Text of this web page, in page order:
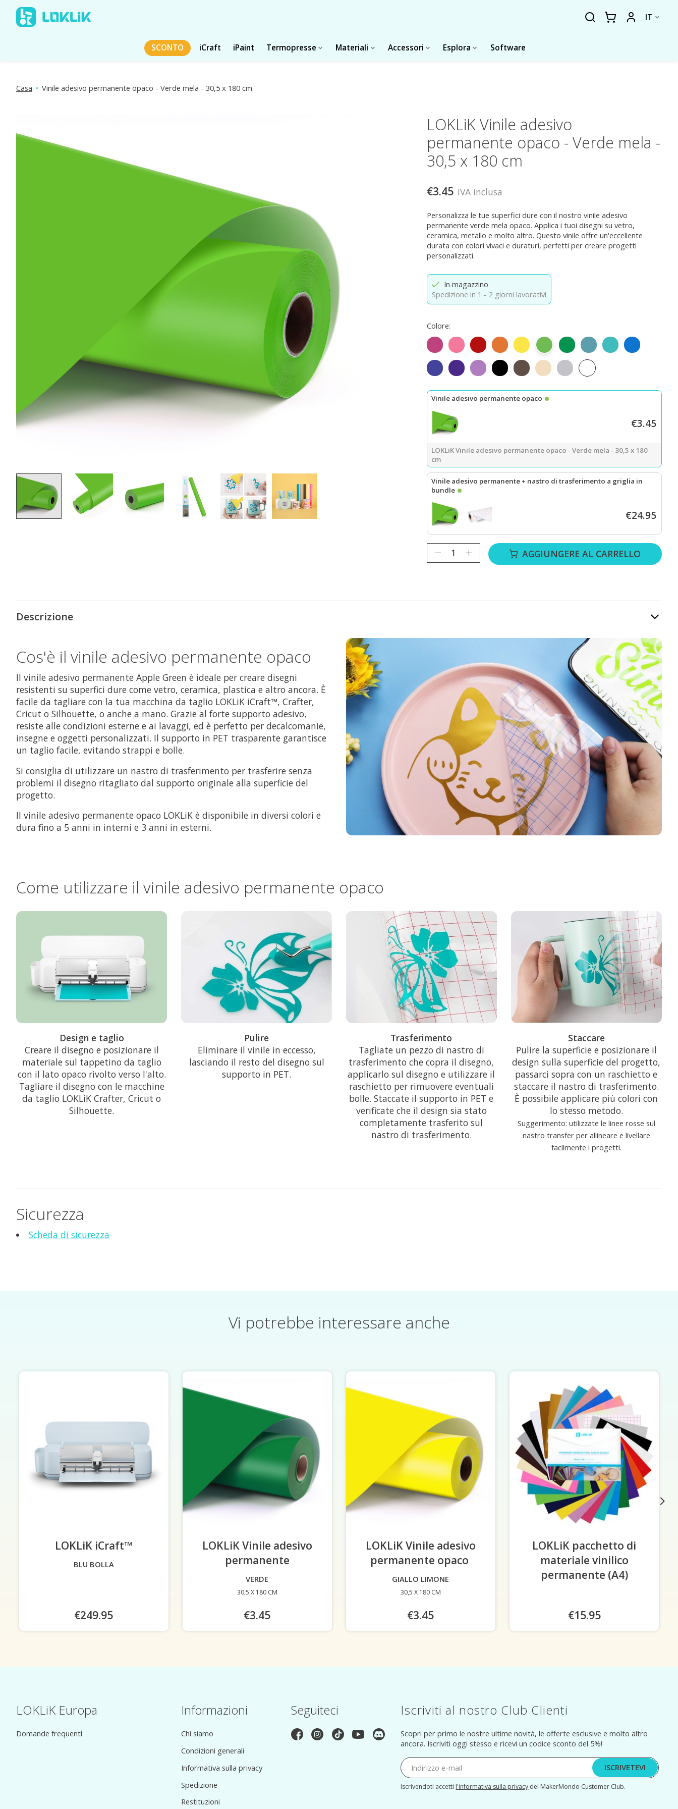
IT
SCONTO iCraft iPaint Termopresse Materiali Accessori Esplora Software
Casa • Vinile adesivo permanente opaco - Verde mela - 30,5 x 180 cm
LOKLiK Vinile adesivo
permanente opaco - Verde mela -
30,5 x 180 cm
€3.45 IVA inclusa
Personalizza le tue superfici dure con il nostro vinile adesivo
permanente verde mela opaco. Applica i tuoi disegni su vetro,
ceramica, metallo e molto altro. Questo vinile offre un'eccellente
durata con colori vivaci e duraturi, perfetti per creare progetti
personalizzati.
In magazzino
Spedizione in 1 - 2 giorni lavorativi
Colore:
Fucsia opaco
Rosa opaco
Rosso opaco
Arancione opaco
Giallo limone opaco
Verde mela opaco
Verde opaco
Verde acqua opaco
Blu Tiffany opaco
Blu opaco
Blu re opaco
Viola opaco
Viola chiaro opaco
Nero opaco
Caffè scuro opaco
Beige opaco
Grigio chiaro opaco
Bianco opaco
Vinile adesivo permanente opaco
€3.45
LOKLiK Vinile adesivo permanente opaco - Verde mela - 30,5 x 180
cm
Vinile adesivo permanente + nastro di trasferimento a griglia in
bundle
€24.95
LOKLiK Vinile adesivo permanente opaco - Verde mela - 30,5 x 180 cm
Quantità: AGGIUNGERE AL CARRELLO
Descrizione
Cos'è il vinile adesivo permanente opaco
Il vinile adesivo permanente Apple Green è ideale per creare disegni
resistenti su superfici dure come vetro, ceramica, plastica e altro ancora. È
facile da tagliare con la tua macchina da taglio LOKLiK iCraft™, Crafter,
Cricut o Silhouette, o anche a mano. Grazie al forte supporto adesivo,
resiste alle condizioni esterne e ai lavaggi, ed è perfetto per decalcomanie,
insegne e oggetti personalizzati. Il supporto in PET trasparente garantisce
un taglio facile, evitando strappi e bolle.
Si consiglia di utilizzare un nastro di trasferimento per trasferire senza
problemi il disegno ritagliato dal supporto originale alla superficie del
progetto.
Il vinile adesivo permanente opaco LOKLiK è disponibile in diversi colori e
dura fino a 5 anni in interni e 3 anni in esterni.
Come utilizzare il vinile adesivo permanente opaco
Design e taglio
Creare il disegno e posizionare il
materiale sul tappetino da taglio
con il lato opaco rivolto verso l'alto.
Tagliare il disegno con le macchine
da taglio LOKLiK Crafter, Cricut o
Silhouette.
Pulire
Eliminare il vinile in eccesso,
lasciando il resto del disegno sul
supporto in PET.
Trasferimento
Tagliate un pezzo di nastro di
trasferimento che copra il disegno,
applicarlo sul disegno e utilizzare il
raschietto per rimuovere eventuali
bolle. Staccate il supporto in PET e
verificate che il design sia stato
completamente trasferito sul
nastro di trasferimento.
Staccare
Pulire la superficie e posizionare il
design sulla superficie del progetto,
passarci sopra con un raschietto e
staccare il nastro di trasferimento.
È possibile applicare più colori con
lo stesso metodo.
Suggerimento: utilizzate le linee rosse sul
nastro transfer per allineare e livellare
facilmente i progetti.
Sicurezza
Scheda di sicurezza
Vi potrebbe interessare anche
LOKLiK iCraft™
BLU BOLLA
€249.95
LOKLiK Vinile adesivo
permanente
VERDE
30,5 X 180 CM
€3.45
LOKLiK Vinile adesivo
permanente opaco
GIALLO LIMONE
30,5 X 180 CM
€3.45
LOKLiK pacchetto di
materiale vinilico
permanente (A4)
€15.95
LOKLiK Europa
Domande frequenti
Informazioni
Chi siamo
Condizioni generali
Informativa sulla privacy
Spedizione
Restituzioni
Seguiteci Iscriviti al nostro Club Clienti
Scopri per primo le nostre ultime novità, le offerte esclusive e molto altro
ancora. Iscriviti oggi stesso e ricevi un codice sconto del 5%!
ISCRIVETEVI
Iscrivendoti accetti l'informativa sulla privacy del MakerMondo Customer Club.